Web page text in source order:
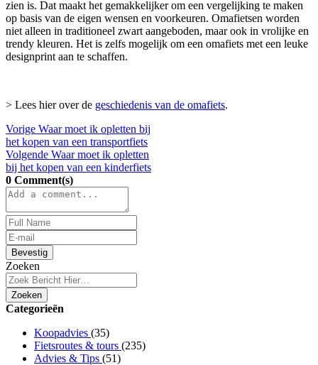
zien is. Dat maakt het gemakkelijker om een vergelijking te maken
op basis van de eigen wensen en voorkeuren. Omafietsen worden
niet alleen in traditioneel zwart aangeboden, maar ook in vrolijke en
trendy kleuren. Het is zelfs mogelijk om een omafiets met een leuke
designprint aan te schaffen.
> Lees hier over de geschiedenis van de omafiets.
Vorige Waar moet ik opletten bij
het kopen van een transportfiets
Volgende Waar moet ik opletten
bij het kopen van een kinderfiets
0 Comment(s)
Bevestig
Zoeken
Zoeken
Categorieën
Koopadvies (35)
Fietsroutes & tours (235)
Advies & Tips (51)